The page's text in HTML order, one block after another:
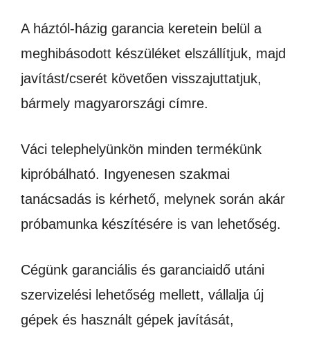
A háztól-házig garancia keretein belül a
meghibásodott készüléket elszállítjuk, majd
javítást/cserét követően visszajuttatjuk,
bármely magyarországi címre.
Váci telephelyünkön minden termékünk
kipróbálható. Ingyenesen szakmai
tanácsadás is kérhető, melynek során akár
próbamunka készítésére is van lehetőség.
Cégünk garanciális és garanciaidő utáni
szervizelési lehetőség mellett, vállalja új
gépek és használt gépek javítását,